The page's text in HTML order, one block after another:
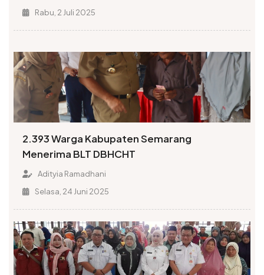
Rabu, 2 Juli 2025
2.393 Warga Kabupaten Semarang
Menerima BLT DBHCHT
Adityia Ramadhani
Selasa, 24 Juni 2025